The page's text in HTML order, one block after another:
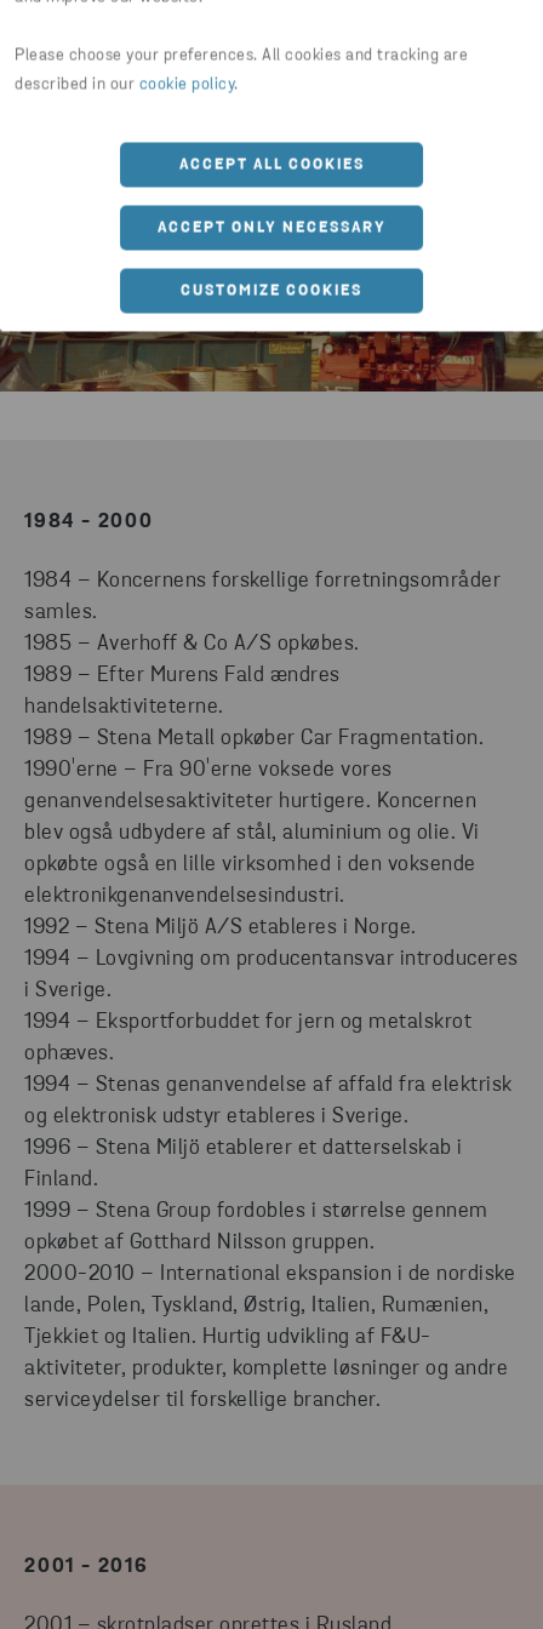
Please choose your preferences. All cookies and tracking are
described in our cookie policy.
ACCEPT ALL COOKIES
ACCEPT ONLY NECESSARY
CUSTOMIZE COOKIES
1984 - 2000
1984 – Koncernens forskellige forretningsområder
samles.
1985 – Averhoff & Co A/S opkøbes.
1989 – Efter Murens Fald ændres
handelsaktiviteterne.
1989 – Stena Metall opkøber Car Fragmentation.
1990'erne – Fra 90'erne voksede vores
genanvendelsesaktiviteter hurtigere. Koncernen
blev også udbydere af stål, aluminium og olie. Vi
opkøbte også en lille virksomhed i den voksende
elektronikgenanvendelsesindustri.
1992 – Stena Miljö A/S etableres i Norge.
1994 – Lovgivning om producentansvar introduceres
i Sverige.
1994 – Eksportforbuddet for jern og metalskrot
ophæves.
1994 – Stenas genanvendelse af affald fra elektrisk
og elektronisk udstyr etableres i Sverige.
1996 – Stena Miljö etablerer et datterselskab i
Finland.
1999 – Stena Group fordobles i størrelse gennem
opkøbet af Gotthard Nilsson gruppen.
2000-2010 – International ekspansion i de nordiske
lande, Polen, Tyskland, Østrig, Italien, Rumænien,
Tjekkiet og Italien. Hurtig udvikling af F&U-
aktiviteter, produkter, komplette løsninger og andre
serviceydelser til forskellige brancher.
2001 - 2016